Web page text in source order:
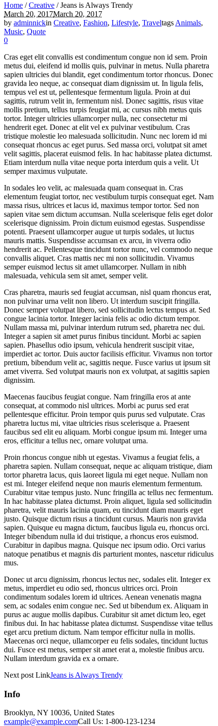
Home /Creative /Jeans is Always Trendy
March 20, 2017March 20, 2017
by adminnickin Creative, Fashion, Lifestyle, Traveltags Animals,
Music, Quote
0
Cras eget elit convallis est condimentum congue non id sem. Proin
metus dui, eleifend id mollis quis, pulvinar in metus. Nulla pharetra
sapien ultricies dui blandit, eget condimentum tortor rhoncus. Donec
gravida leo neque, ac consequat diam dignissim ut. In ligula felis,
tempus vel est ut, pellentesque fermentum ligula. Proin at dui
sagittis, rutrum velit in, fermentum nisl. Donec sagittis, risus vitae
mollis pretium, tellus turpis feugiat mi, ac cursus nibh metus quis
tortor. Integer ultricies ullamcorper nulla, nec consectetur mi
hendrerit eget. Donec at elit vel ex pulvinar vestibulum. Cras
tristique molestie leo malesuada sollicitudin. Nunc nec lorem id mi
consequat rhoncus ac eget purus. Sed massa orci, volutpat sit amet
velit sagittis, placerat euismod felis. In hac habitasse platea dictumst.
Etiam interdum nulla vitae neque porta interdum quis a velit. Ut
semper maximus vulputate.
In sodales leo velit, ac malesuada quam consequat in. Cras
elementum feugiat tortor, nec vestibulum turpis consequat eget. Nam
massa risus, ultrices et lacus id, maximus tempor tortor. Sed non
sapien vitae sem dictum accumsan. Nulla scelerisque felis eget dolor
scelerisque dignissim. Proin dictum euismod egestas. Suspendisse
potenti. Praesent ullamcorper augue ut turpis sodales, ut luctus
mauris mattis. Suspendisse accumsan ex arcu, in viverra odio
hendrerit ac. Pellentesque tincidunt tortor nunc, vel commodo neque
convallis aliquet. Cras mattis nec mi non sollicitudin. Vivamus
semper euismod lectus sit amet ullamcorper. Nullam in nibh
malesuada, vehicula sem sit amet, semper velit.
Cras pharetra, mauris sed feugiat accumsan, nisl quam rhoncus erat,
non pulvinar urna velit non libero. Ut interdum suscipit fringilla.
Donec semper volutpat libero, sed sollicitudin lectus tempus at. Sed
congue lacinia tortor. Integer lacinia felis ac odio dictum tempor.
Nullam massa mi, pulvinar interdum rutrum sed, pharetra nec dui.
Integer a sapien sit amet purus finibus tincidunt. Morbi ac sapien
sapien. Phasellus odio ipsum, vehicula hendrerit suscipit vitae,
imperdiet ac tortor. Duis auctor facilisis efficitur. Vivamus non tortor
pretium, bibendum velit ac, sagittis neque. Fusce varius ut ipsum sit
amet viverra. Sed volutpat mauris non ex volutpat, at sagittis sapien
dignissim.
Maecenas faucibus feugiat congue. Nam fringilla eros at ante
consequat, at commodo nisl ultrices. Morbi ac purus sed erat
pellentesque efficitur. Proin tempor quis purus sed vulputate. Cras
pharetra luctus mi, vitae ultricies risus scelerisque a. Praesent
faucibus sed elit eu aliquam. Morbi congue ipsum mi. Integer urna
eros, efficitur a tellus nec, ornare volutpat urna.
Proin rhoncus congue nibh ut egestas. Vivamus a feugiat felis, a
pharetra sapien. Nullam consequat, neque ac aliquam tristique, diam
tortor pharetra lacus, quis laoreet ligula mi eget neque. Nullam non
est mi. Integer eleifend neque non mauris elementum fermentum.
Curabitur vitae tempus justo. Nunc fringilla ac tellus nec fermentum.
In hac habitasse platea dictumst. Proin aliquet, ligula sed sollicitudin
pharetra, velit mauris lacinia quam, eu tincidunt diam mauris eget
justo. Quisque dictum risus a tincidunt cursus. Mauris non gravida
sapien. Quisque eu magna dictum, faucibus ligula eu, rhoncus orci.
Integer bibendum nulla id dui tristique, a rhoncus eros euismod.
Curabitur in dapibus magna. Quisque nec ipsum odio. Orci varius
natoque penatibus et magnis dis parturient montes, nascetur ridiculus
mus.
Donec ut arcu dignissim, rhoncus lectus nec, sodales elit. Integer ex
metus, imperdiet eu odio sed, rhoncus ultrices orci. Proin
condimentum sodales lorem id ultrices. Aenean venenatis magna
sem, ac sodales enim congue nec. Sed ut bibendum ex. Aliquam in
purus ac augue mollis dapibus. Curabitur sit amet dictum leo, eget
finibus dui. In hac habitasse platea dictumst. Suspendisse vitae tellus
eget arcu pretium dictum. Nam tempor efficitur nulla in mollis.
Maecenas orci neque, ullamcorper eu felis sodales, tincidunt luctus
dui. Fusce est metus, semper sit amet erat a, molestie finibus arcu.
Nullam interdum gravida ex a ornare.
Next post LinkJeans is Always Trendy
Info
Brooklyn, NY 10036, United States
example@example.comCall Us: 1-800-123-1234